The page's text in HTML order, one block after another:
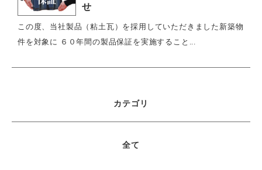
せ
この度、当社製品（粘土瓦）を採用していただきました新築物
件を対象に ６０年間の製品保証を実施すること...
カテゴリ
全て